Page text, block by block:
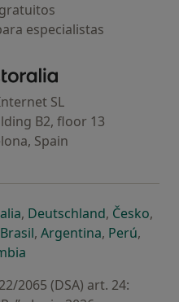
especialistas
- Página de inicio
SL
B2, floor 13
Spain
pestaña
nueva pestaña
en una nueva pestaña
se abre en una nueva
, Deutschlandse abre en
, Českose
,
pestaña
en una nueva pestaña
abre en una nueva pestaña
Brasilse abre en una nueva
, Argentinase abre en
, Perúse
,
2065 (DSA) art. 24: